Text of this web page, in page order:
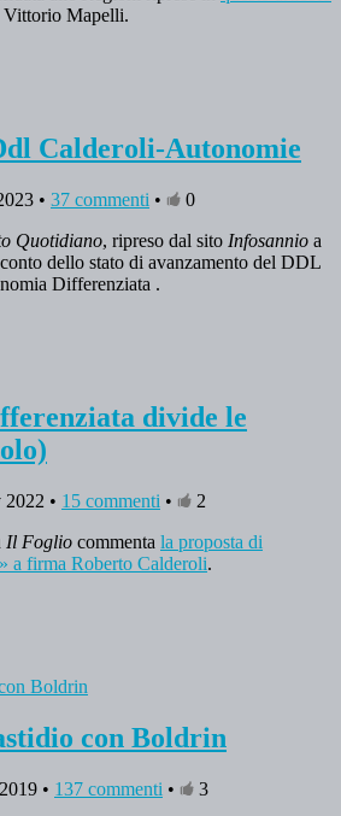
Vittorio Mapelli.
Calderoli-Autonomie
• 37 commenti •
0
Quotidiano, ripreso dal sito Infosannio a
dello stato di avanzamento del DDL
Differenziata .
divide le
• 15 commenti •
2
Il Foglio commenta la proposta di
a firma Roberto Calderoli.
con Boldrin
• 137 commenti • 3